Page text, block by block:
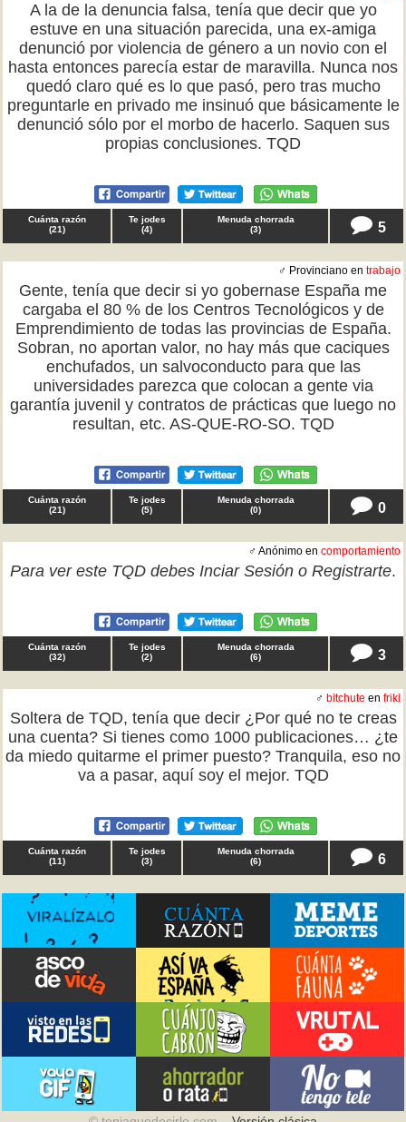
A la de la denuncia falsa, tenía que decir que yo
estuve en una situación parecida, una ex-amiga
denunció por violencia de género a un novio con el
hasta entonces parecía estar de maravilla. Nunca nos
quedó claro qué es lo que pasó, pero tras mucho
preguntarle en privado me insinuó que básicamente le
denunció sólo por el morbo de hacerlo. Saquen sus
propias conclusiones. TQD
Cuánta razón
(21)
Te jodes
(4)
Menuda chorrada
(3) 5
♂ Provinciano en trabajo
Gente, tenía que decir si yo gobernase España me
cargaba el 80 % de los Centros Tecnológicos y de
Emprendimiento de todas las provincias de España.
Sobran, no aportan valor, no hay más que caciques
enchufados, un salvoconducto para que las
universidades parezca que colocan a gente via
garantía juvenil y contratos de prácticas que luego no
resultan, etc. AS-QUE-RO-SO. TQD
Cuánta razón
(21)
Te jodes
(5)
Menuda chorrada
(0) 0
♂ Anónimo en comportamiento
Para ver este TQD debes Inciar Sesión o Registrarte.
Cuánta razón
(32)
Te jodes
(2)
Menuda chorrada
(6) 3
♂ bitchute en friki
Soltera de TQD, tenía que decir ¿Por qué no te creas
una cuenta? Si tienes como 1000 publicaciones… ¿te
da miedo quitarme el primer puesto? Tranquila, eso no
va a pasar, aquí soy el mejor. TQD
Cuánta razón
(11)
Te jodes
(3)
Menuda chorrada
(6) 6